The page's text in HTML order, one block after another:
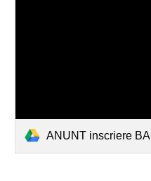
ANUNT inscriere